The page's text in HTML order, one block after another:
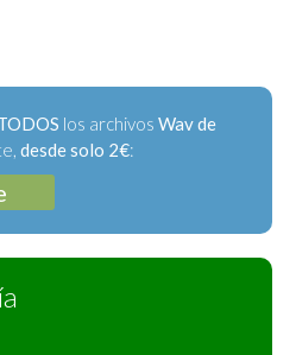
los archivos Wav de
desde solo 2€: